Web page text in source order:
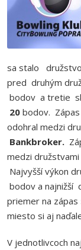
sa stalo družstvo
pred druhým
bodov a tretie
20 bodov.
odohral medzi
Bankbroker.
medzi družstvami
Najvyšší výkon
bodov a najnižší
priemer na zápas
miesto si aj
V jednotlivcoch